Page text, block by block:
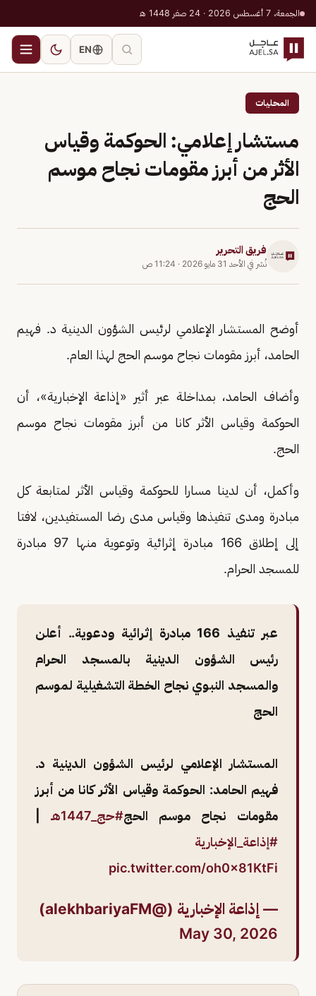
الجمعة، 7 أغسطس 2026 · 24 صفر 1448 هـ
EN
المحليات
مستشار إعلامي: الحوكمة وقياس
الأثر من أبرز مقومات نجاح موسم
الحج
فريق التحرير
نُشر في الأحد 31 مايو 2026 · 11:24 ص
أوضح المستشار الإعلامي لرئيس الشؤون الدينية د. فهيم
الحامد، أبرز مقومات نجاح موسم الحج لهذا العام.
وأضاف الحامد، بمداخلة عبر أثير «إذاعة الإخبارية»، أن
الحوكمة وقياس الأثر كانا من أبرز مقومات نجاح موسم
الحج.
وأكمل، أن لدينا مسارا للحوكمة وقياس الأثر لمتابعة كل
مبادرة ومدى تنفيذها وقياس مدى رضا المستفيدين، لافتا
إلى إطلاق 166 مبادرة إثرائية وتوعوية منها 97 مبادرة
للمسجد الحرام.
عبر تنفيذ 166 مبادرة إثرائية ودعوية.. أعلن
رئيس الشؤون الدينية بالمسجد الحرام
والمسجد النبوي نجاح الخطة التشغيلية لموسم
الحج
المستشار الإعلامي لرئيس الشؤون الدينية د.
فهيم الحامد: الحوكمة وقياس الأثر كانا من أبرز
مقومات نجاح موسم الحج#حج_1447هـ
#إذاعة_الإخبارية
pic.twitter.com/oh0x81KtFi
— إذاعة الإخبارية (@alekhbariyaFM)
May 30, 2026